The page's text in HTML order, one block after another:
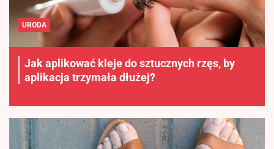
URODA
Jak aplikować kleje do sztucznych rzęs, by
aplikacja trzymała dłużej?